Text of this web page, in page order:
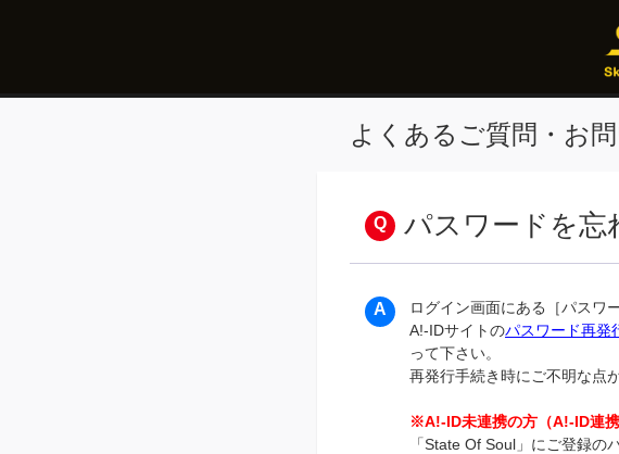
よくあるご質問・お
パスワードを忘
ログイン画面にある［パスワ
A!-IDサイトのパスワード再発
って下さい。
再発行手続き時にご不明な点
※A!-ID未連携の方（A!-ID連
「State Of Soul」にご登録の